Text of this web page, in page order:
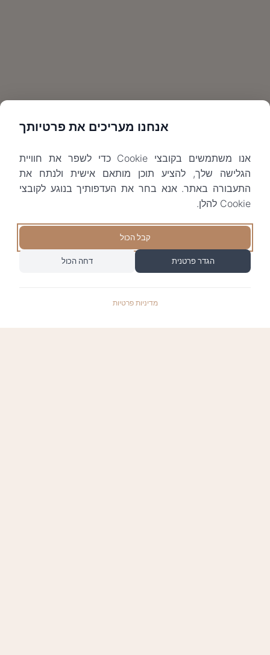
אנחנו מעריכים את פרטיותך
אנו משתמשים בקובצי Cookie כדי לשפר את חוויית
הגלישה שלך, להציע תוכן מותאם אישית ולנתח את
התעבורה באתר. אנא בחר את העדפותיך בנוגע לקובצי
Cookie להלן.
קבל הכול
הגדר פרטנית דחה הכול
מדיניות פרטיות